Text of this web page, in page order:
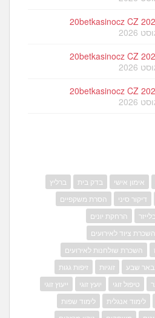
20betkasinocz CZ
20betkasinocz CZ
20betkasinocz CZ
אימון אישי בדק בית
ברליץ
דיקור סיני
הסרת משקפיים
הרחקת יונים
השכרת ציוד לאירועים
השכרת שולחנות לאירועים
שבע זוגיות
זיפות גגות
טיפול זוגי יועץ זוגי
ייעוץ זוגי
לימוד אנגלית
לימוד שפות